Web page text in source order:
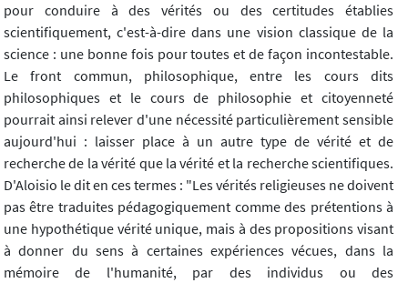
pour conduire à des vérités ou des certitudes établies
scientifiquement, c'est-à-dire dans une vision classique de la
science : une bonne fois pour toutes et de façon incontestable.
Le front commun, philosophique, entre les cours dits
philosophiques et le cours de philosophie et citoyenneté
pourrait ainsi relever d'une nécessité particulièrement sensible
aujourd'hui : laisser place à un autre type de vérité et de
recherche de la vérité que la vérité et la recherche scientifiques.
D'Aloisio le dit en ces termes : "Les vérités religieuses ne doivent
pas être traduites pédagogiquement comme des prétentions à
une hypothétique vérité unique, mais à des propositions visant
à donner du sens à certaines expériences vécues, dans la
mémoire de l'humanité, par des individus ou des